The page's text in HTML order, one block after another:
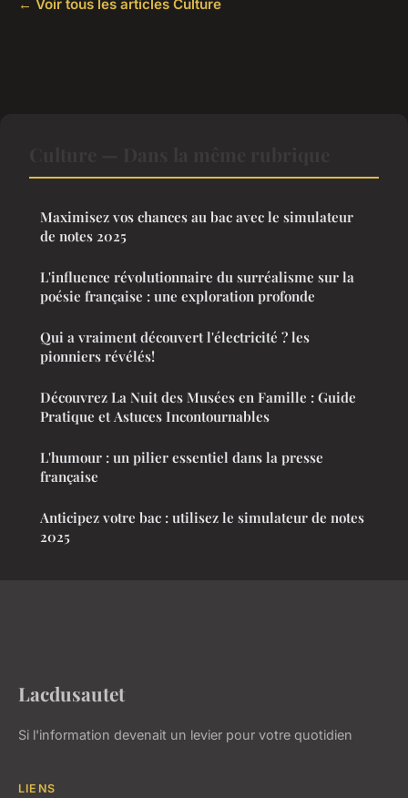
← Voir tous les articles Culture
Maximisez vos chances au bac avec le simulateur
de notes 2025
L'influence révolutionnaire du surréalisme sur la
poésie française : une exploration profonde
Qui a vraiment découvert l'électricité ? les
pionniers révélés!
Découvrez La Nuit des Musées en Famille : Guide
Pratique et Astuces Incontournables
L'humour : un pilier essentiel dans la presse
française
Anticipez votre bac : utilisez le simulateur de notes
2025
Lacdusautet
Si l'information devenait un levier pour votre quotidien
LIENS